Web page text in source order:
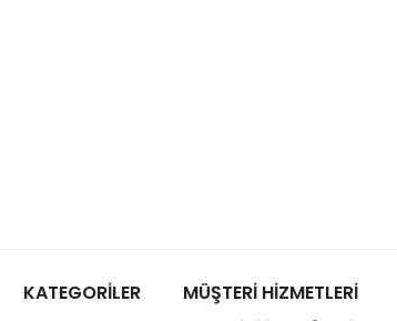
KATEGORİLER MÜŞTERİ HİZMETLERİ